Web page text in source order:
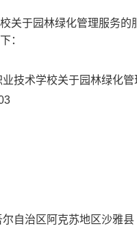
关于园林绿化管理服务的
：
技术学校关于园林绿化
尔自治区阿克苏地区沙雅县